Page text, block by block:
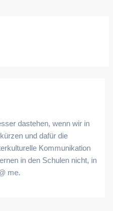
dastehen, wenn wir in
und dafür die
Kommunikation
in den Schulen nicht, in
me.